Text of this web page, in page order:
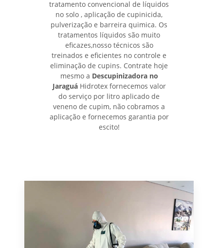
tratamento convencional de líquidos
no solo , aplicação de cupinicida,
pulverização e barreira quimica. Os
tratamentos líquidos são muito
eficazes,nosso técnicos são
treinados e eficientes no controle e
eliminação de cupins. Contrate hoje
mesmo a Descupinizadora no
JaraguáHidrotex fornecemos valor
do serviço por litro aplicado de
veneno de cupim, não cobramos a
aplicação e fornecemos garantia por
escito!